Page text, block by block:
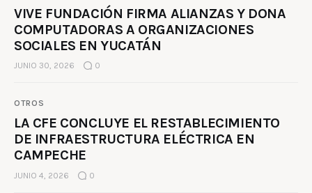
VIVE FUNDACIÓN FIRMA ALIANZAS Y DONA
COMPUTADORAS A ORGANIZACIONES
SOCIALES EN YUCATÁN
JUNIO 30, 2026 0
OTROS
LA CFE CONCLUYE EL RESTABLECIMIENTO
DE INFRAESTRUCTURA ELÉCTRICA EN
CAMPECHE
JUNIO 4, 2026 0